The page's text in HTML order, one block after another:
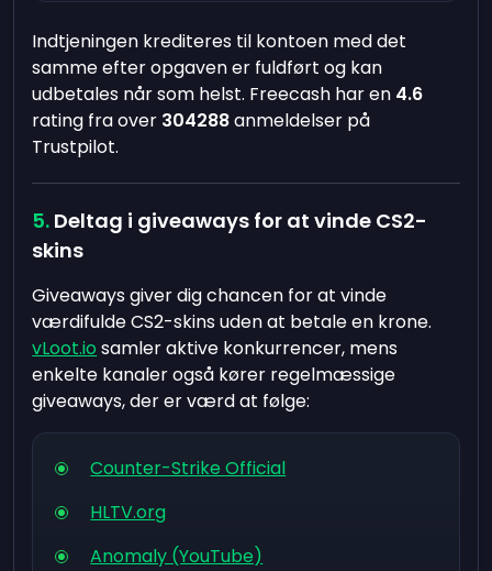
Indtjeningen krediteres til kontoen med det
samme efter opgaven er fuldført og kan
udbetales når som helst. Freecash har en 4.6
rating fra over 304288anmeldelser på
Trustpilot.
Deltag i giveaways for at vinde CS2-
skins
Giveaways giver dig chancen for at vinde
værdifulde CS2-skins uden at betale en krone.
vLoot.io samler aktive konkurrencer, mens
enkelte kanaler også kører regelmæssige
giveaways, der er værd at følge:
Counter-Strike Official
HLTV.org
Anomaly (YouTube)